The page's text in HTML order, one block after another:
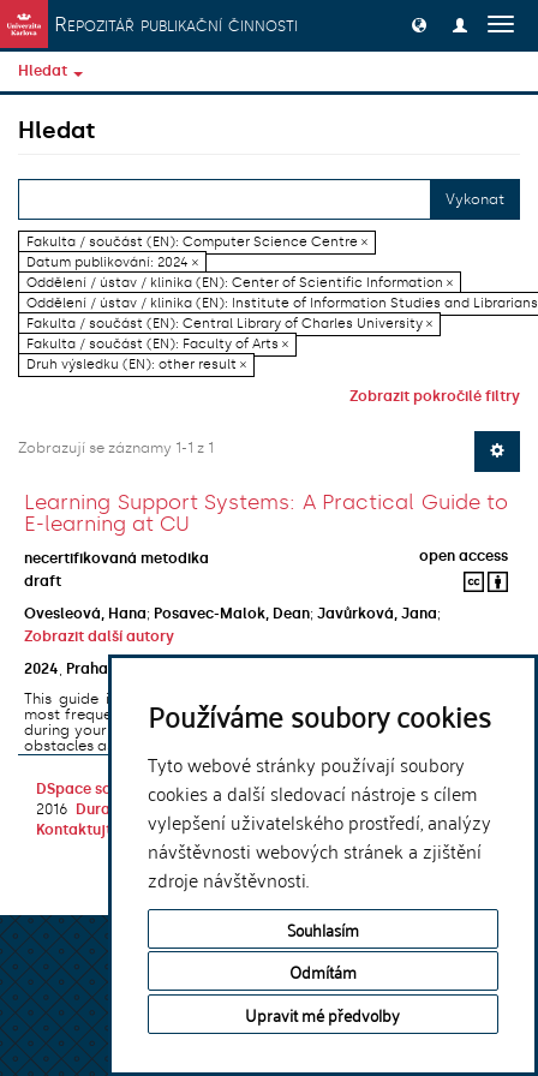
Používáme soubory cookies
Tyto webové stránky používají soubory
cookies a další sledovací nástroje s cílem
vylepšení uživatelského prostředí, analýzy
návštěvnosti webových stránek a zjištění
zdroje návštěvnosti.
Souhlasím
Odmítám
Upravit mé předvolby
Přeskočit na obsah
Repozitář publikační činnosti
Hledat
Hledat
Vykonat
Fakulta / součást (EN): Computer Science Centre ×
Datum publikování: 2024 ×
Oddělení / ústav / klinika (EN): Center of Scientific Information ×
Oddělení / ústav / klinika (EN): Institute of Information Studies and
Fakulta / součást (EN): Central Library of Charles University ×
Fakulta / součást (EN): Faculty of Arts ×
Druh výsledku (EN): other result ×
Zobrazit pokročilé filtry
Zobrazují se záznamy 1-1 z 1
Learning Support Systems: A Practical Guide to
E-learning at CU
necertifikovaná metodika
open access
draft
Ovesleová, Hana; Posavec-Malok, Dean; Javůrková, Jana;
Zobrazit další autory
2024
Praha
This guide introduces the e-learning support tools that are used
most frequently at Charles University and that you may encounter
during your studies. It will also help you to avoid the most common
obstacles associated ...
DSpace softwarecopyright © 2002-
2016
DuraSpace
Kontaktujte nás |Vyjádření názoru
Theme by